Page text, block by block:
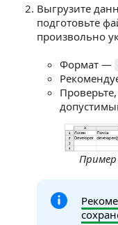
Выгрузите
подготовьте
произвольно
Формат —